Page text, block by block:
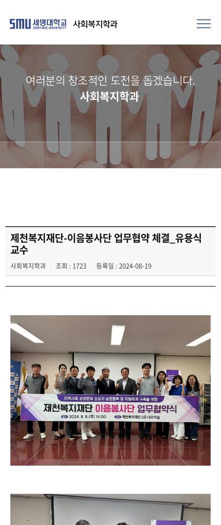
사회복지학과
여러분의 창조적인 도전을 돕겠습니다.​
사회복지학과
제천복지재단-이음봉사단 업무협약 체결_유용식
교수
사회복지학과 조회 : 1723 등록일 : 2024-08-19